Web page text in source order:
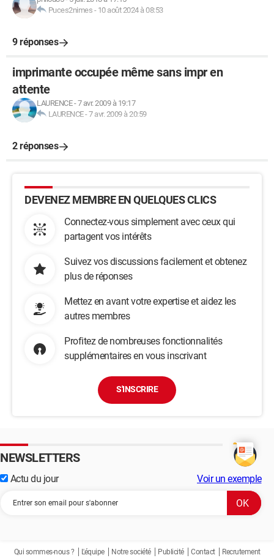
Puces2nimes - 10 août 2024 à 08:53
9 réponses
imprimante occupée même sans impr en
attente
LAURENCE-7 avr. 2009 à 19:17
LAURENCE-7 avr. 2009 à 20:59
2 réponses
DEVENEZ MEMBRE EN QUELQUES CLICS
Connectez-vous simplement avec ceux qui
partagent vos intérêts
Suivez vos discussions facilement et obtenez
plus de réponses
Mettez en avant votre expertise et aidez les
autres membres
Profitez de nombreuses fonctionnalités
supplémentaires en vous inscrivant
S'INSCRIRE
NEWSLETTERS
Actu du jour Voir un exemple
Qui sommes-nous ? L'équipe Notre société Publicité Contact Recrutement